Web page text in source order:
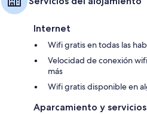
Internet
Wifi gratis en todas las
Velocidad de conexión
más
Wifi gratis disponible en
Aparcamiento y